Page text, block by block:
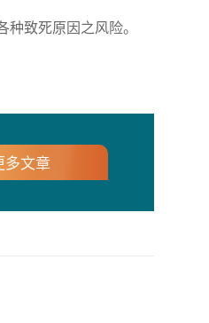
致死原因之风险。
多文章